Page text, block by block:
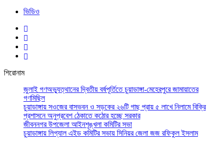
ভিডিও
শিরোনাম
জুলাই গণঅভ্যুত্থানের দ্বিতীয় বর্ষপূর্তিতে চুয়াডাঙ্গা-মেহেরপুরে জামায়াতের
গণমিছিল
চুয়াডাঙ্গায় সওজের বাসভবন ও সড়কের ২৬টি গাছ প্রায় ৫ লাখে নিলামে বিক্রি
প্রশাসনে অনুপ্রবেশ ঠেকাতে কঠোর হচ্ছে সরকার
জীবননগর উপজেলা আইনশৃঙ্খলা কমিটির সভা
চুয়াডাঙ্গায় লিগ্যাল এইড কমিটির সভায় সিনিয়র জেলা জজ রফিকুল ইসলাম